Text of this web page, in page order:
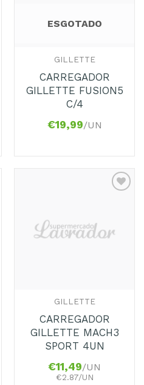
ESGOTADO
GILLETTE
CARREGADOR
GILLETTE FUSION5
C/4
€19,99/UN
Favoritos
GILLETTE
CARREGADOR
GILLETTE MACH3
SPORT 4UN
€11,49/UN
€2.87/UN